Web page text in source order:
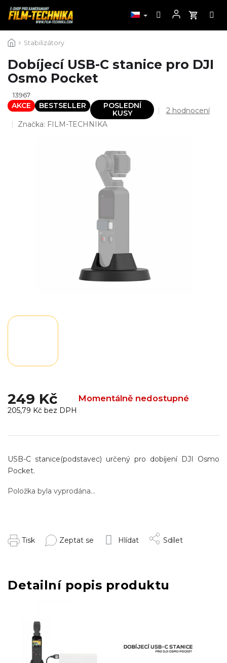
na
Stabilizátory
Dobíjecí USB-C stanice pro DJI
Osmo Pocket
13967
AKCE BESTSELLER
POSLEDNÍ
KUSY
Průměrné
2 hodnocení
Značka: FILM-TECHNIKA
249 Kč Momentálně nedostupné
205,79 Kč bez DPH
cena:
Položka byla vyprodána…
USB-C stanice(podstavec) určený pro dobíjení DJI Osmo
Pocket.
Tisk Zeptat se Hlídat Sdílet
Detailní popis produktu